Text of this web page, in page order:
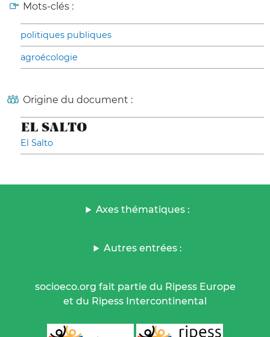
Mots-clés :
politiques publiques
agroécologie
Origine du document :
El Salto
Axes thématiques :
Autres entrées :
socioeco.org fait partie du Ripess Europe
et du Ripess Intercontinental